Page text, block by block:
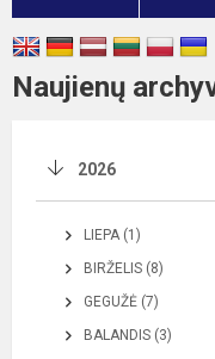
Naujienų
2026
LIEPA (1)
BIRŽELIS (8)
GEGUŽĖ (7)
BALANDIS (3)